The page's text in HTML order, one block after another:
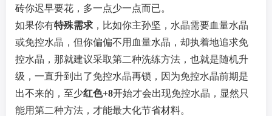
砖你迟早要花，多一点少一点而已。
如果你有特殊需求 ，比如你主孙坚，水晶需要血量水晶
或免控水晶，但你偏偏不用血量水晶，却执着地追求免
控水晶，那就建议采取第二种洗练方法，也就是随机升
级，一直升到出了免控水晶再锁，因为免控水晶前期是
出不来的，至少红色+8开始才会出现免控水晶，显然只
能用第二种方法，才能最大化节省材料。